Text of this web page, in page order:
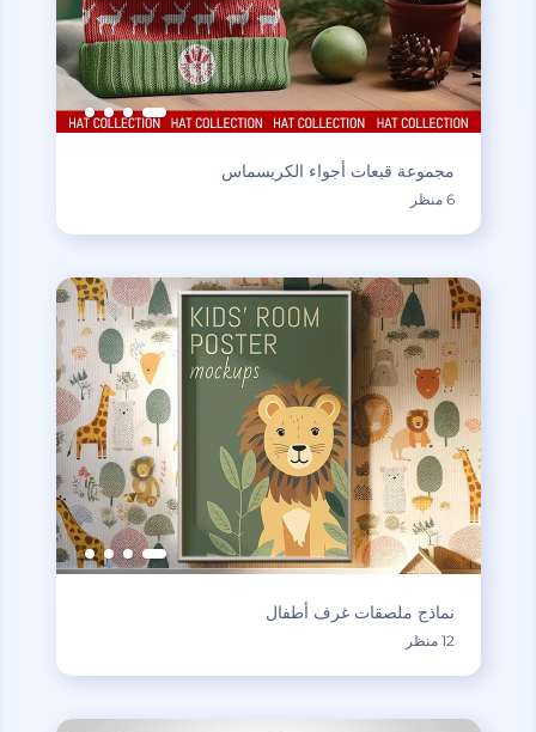
مجموعة قبعات أجواء الكريسماس
6 منظر
نماذج ملصقات غرف أطفال
12 منظر